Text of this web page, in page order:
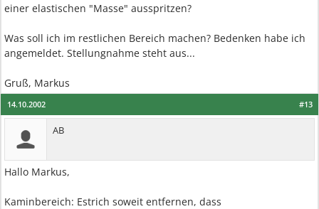
einer elastischen "Masse" ausspritzen?
Was soll ich im restlichen Bereich machen? Bedenken habe ich
angemeldet. Stellungnahme steht aus...
Gruß, Markus
#13
14.10.2002
AB
Hallo Markus,
Kaminbereich: Estrich soweit entfernen, dass